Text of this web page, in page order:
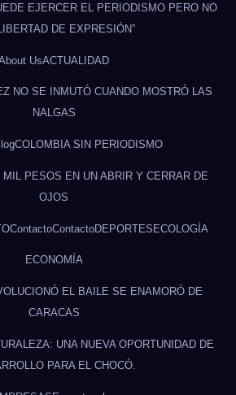
EJERCER EL PERIODISMO PERO NO
DE EXPRESIÓN”
UsACTUALIDAD
NO SE INMUTÓ CUANDO MOSTRÓ LAS
NALGAS
COLOMBIA SIN PERIODISMO
PESOS EN UN ABRIR Y CERRAR DE
OJOS
ContactoContactoDEPORTESECOLOGÍA
ECONOMÍA
EL BAILE SE ENAMORÓ DE
CARACAS
UNA NUEVA OPORTUNIDAD DE
PARA EL CHOCÓ.